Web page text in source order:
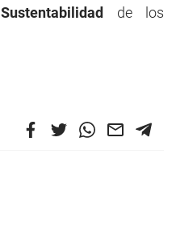
Sustentabilidad
de los